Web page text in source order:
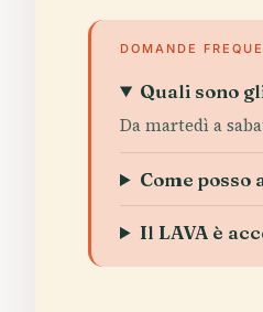
DOMANDE
Quali sono
Da martedì a
Come posso
Il LAVA è